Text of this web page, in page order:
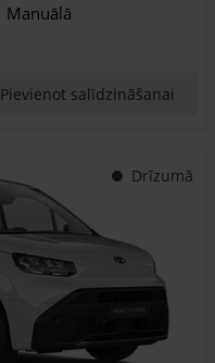
Manuālā
Pievienot salīdzināšanai
Drīzumā